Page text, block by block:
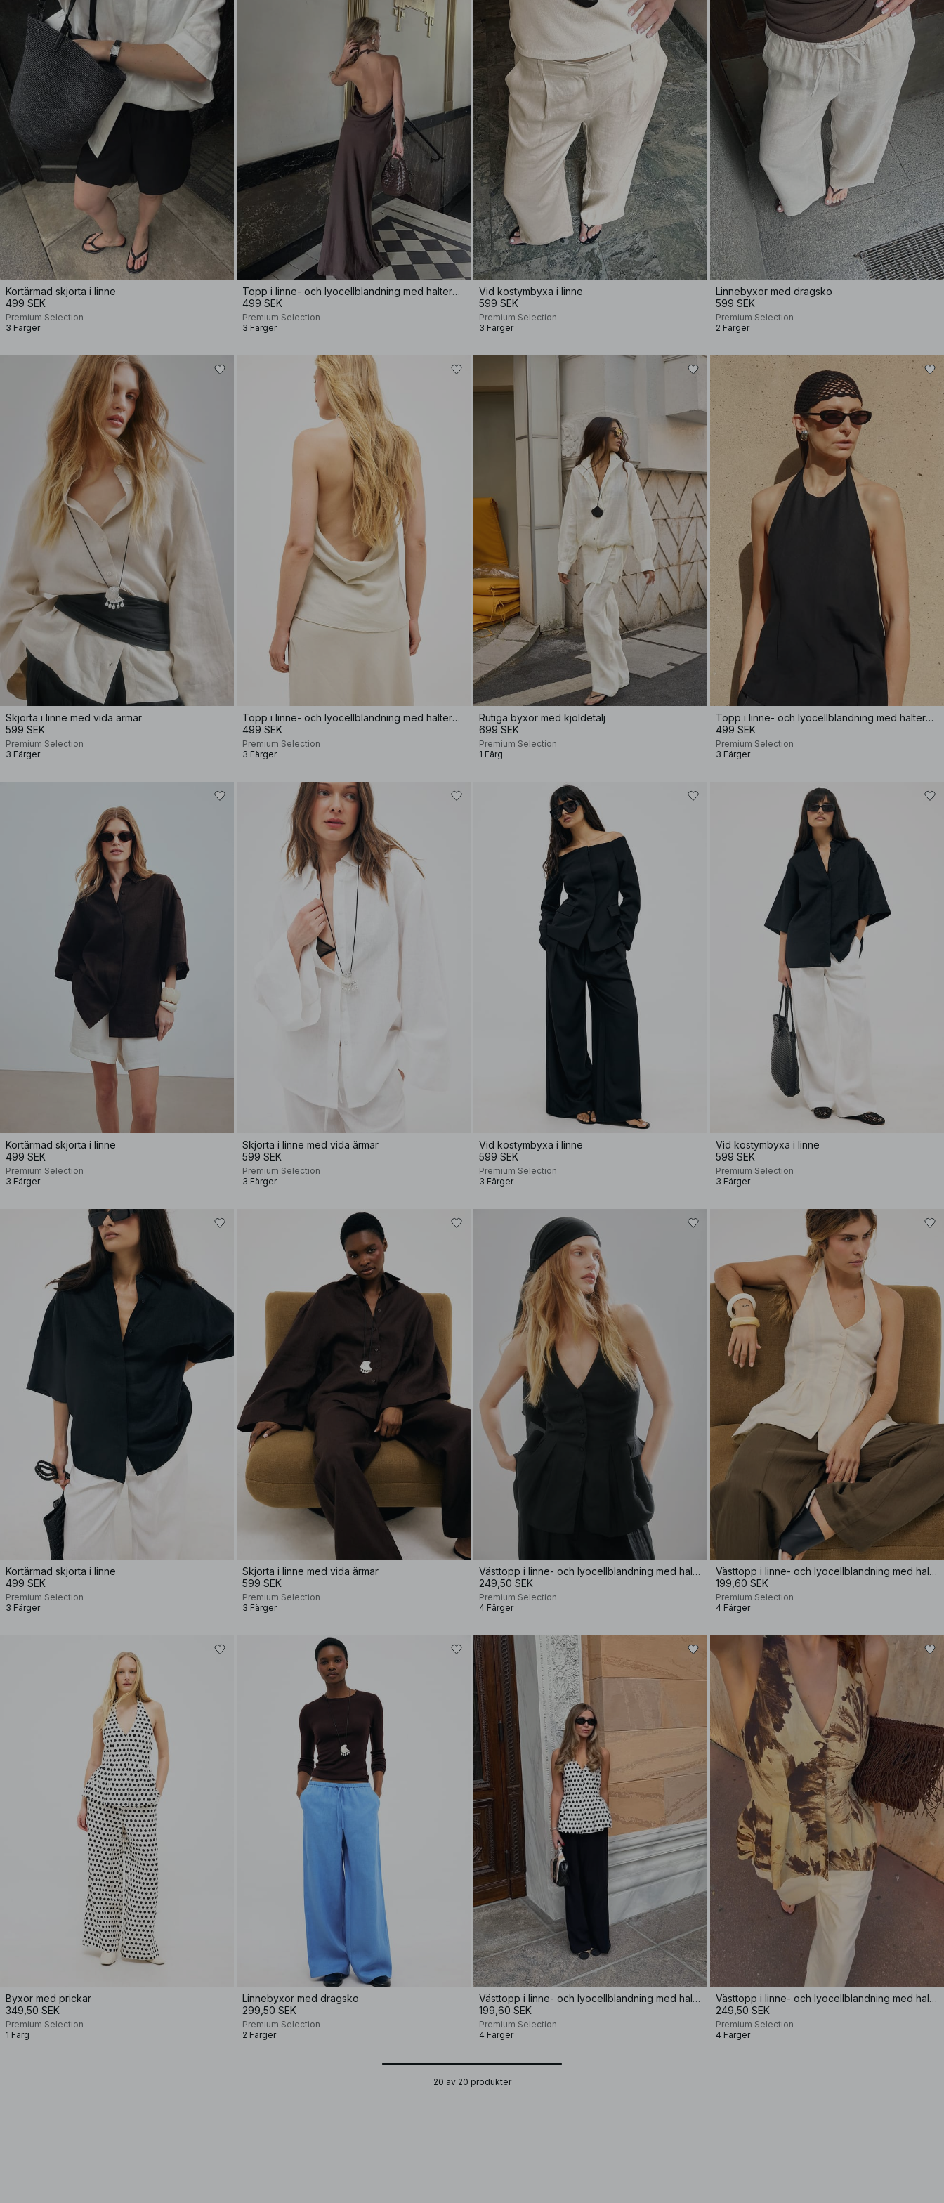
Kortärmad skjorta i linne
499 SEK
Premium Selection
3 Färger
Topp i linne- och lyocellblandning med halterneck
499 SEK
Premium Selection
3 Färger
Vid kostymbyxa i linne
599 SEK
Premium Selection
3 Färger
Linnebyxor med dragsko
599 SEK
Premium Selection
2 Färger
Skjorta i linne med vida ärmar
599 SEK
Premium Selection
3 Färger
Topp i linne- och lyocellblandning med halterneck
499 SEK
Premium Selection
3 Färger
Rutiga byxor med kjoldetalj
699 SEK
Premium Selection
1 Färg
Topp i linne- och lyocellblandning med halterneck
499 SEK
Premium Selection
3 Färger
Kortärmad skjorta i linne
499 SEK
Premium Selection
3 Färger
Skjorta i linne med vida ärmar
599 SEK
Premium Selection
3 Färger
Vid kostymbyxa i linne
599 SEK
Premium Selection
3 Färger
Vid kostymbyxa i linne
599 SEK
Premium Selection
3 Färger
Kortärmad skjorta i linne
499 SEK
Premium Selection
3 Färger
Skjorta i linne med vida ärmar
599 SEK
Premium Selection
3 Färger
Västtopp i linne- och lyocellblandning med halterneck
249,50 SEK
Premium Selection
4 Färger
Västtopp i linne- och lyocellblandning med halterneck
199,60 SEK
Premium Selection
4 Färger
Byxor med prickar
349,50 SEK
Premium Selection
1 Färg
Linnebyxor med dragsko
299,50 SEK
Premium Selection
2 Färger
Västtopp i linne- och lyocellblandning med halterneck
199,60 SEK
Premium Selection
4 Färger
Västtopp i linne- och lyocellblandning med halterneck
249,50 SEK
Premium Selection
4 Färger
20 av 20 produkter